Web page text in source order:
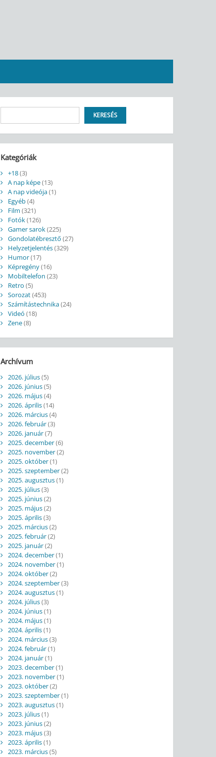
KERESÉS
Kategóriák
+18(3)
A nap képe(13)
A nap videója(1)
Egyéb(4)
Film (321)
Fotók(126)
Gamer sarok(225)
Gondolatébresztő (27)
Helyzetjelentés(329)
Humor(17)
Képregény(16)
Mobiltelefon (23)
Retro (5)
Sorozat(453)
Számítástechnika(24)
Videó (18)
Zene(8)
Archívum
2026. július(5)
2026. június(5)
2026. május(4)
2026. április(14)
2026. március(4)
2026. február(3)
2026. január(7)
2025. december(6)
2025. november(2)
2025. október(1)
2025. szeptember(2)
2025. augusztus(1)
2025. július(3)
2025. június(2)
2025. május(2)
2025. április(3)
2025. március(2)
2025. február(2)
2025. január(2)
2024. december(1)
2024. november(1)
2024. október(2)
2024. szeptember(3)
2024. augusztus(1)
2024. július(3)
2024. június(1)
2024. május(1)
2024. április(1)
2024. március(3)
2024. február(1)
2024. január(1)
2023. december(1)
2023. november(1)
2023. október(2)
2023. szeptember(1)
2023. augusztus(1)
2023. július(1)
2023. június(2)
2023. május(3)
2023. április(1)
2023. március(5)